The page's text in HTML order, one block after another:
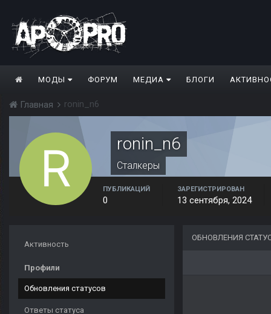
МОДЫ ФОРУМ МЕДИА БЛОГИ
Главная ronin_n6
ronin_n6
Сталкеры
ПУБЛИКАЦИЙ
0
ЗАРЕГИСТРИРОВАН
13 сентября, 2024
Активность
Профили
Обновления статусов
Ответы статуса
ОБНОВЛЕНИЯ